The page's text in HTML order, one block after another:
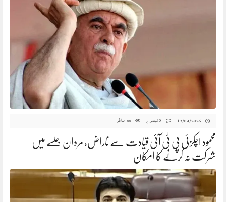
19/04/2026
88 مناظر
محمود اچکزئی پی ٹی آئی قیادت سے ناراض، مردان جلسے میں
شرکت نہ کرنے کا امکان